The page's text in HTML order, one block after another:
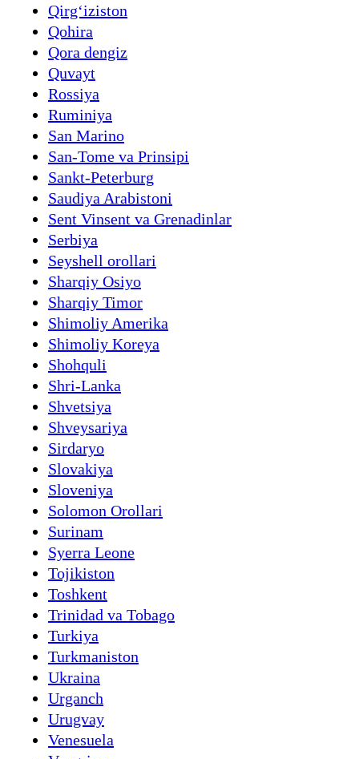
Qirgʻiziston
Qohira
Qora dengiz
Quvayt
Rossiya
Ruminiya
San Marino
San-Tome va Prinsipi
Sankt-Peterburg
Saudiya Arabistoni
Sent Vinsent va Grenadinlar
Serbiya
Seyshell orollari
Sharqiy Osiyo
Sharqiy Timor
Shimoliy Amerika
Shimoliy Koreya
Shohquli
Shri-Lanka
Shvetsiya
Shveysariya
Sirdaryo
Slovakiya
Sloveniya
Solomon Orollari
Surinam
Syerra Leone
Tojikiston
Toshkent
Trinidad va Tobago
Turkiya
Turkmaniston
Ukraina
Urganch
Urugvay
Venesuela